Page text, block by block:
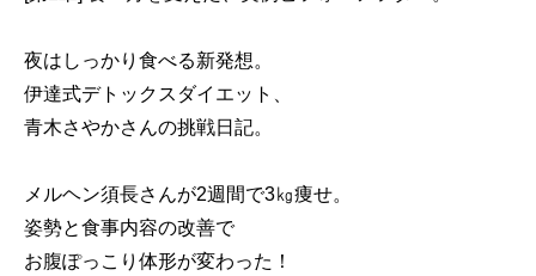
夜はしっかり食べる新発想。
伊達式デトックスダイエット、
青木さやかさんの挑戦日記。
メルヘン須長さんが2週間で3㎏痩せ。
姿勢と食事内容の改善で
お腹ぽっこり体形が変わった！